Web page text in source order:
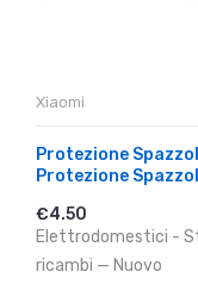
Xiaomi
Protezione
Protezione
€4.50
Elettrodomestici -
ricambi — Nuovo